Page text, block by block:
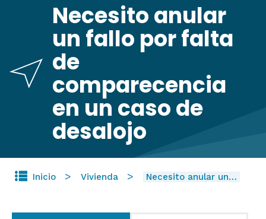
Necesito anular
un fallo por falta
de
comparecencia
en un caso de
desalojo
Inicio Vivienda Necesito anular un…